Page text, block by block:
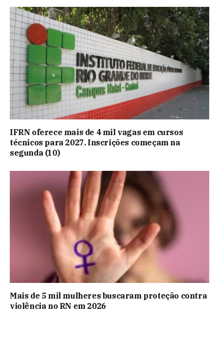
IFRN oferece mais de 4 mil vagas em cursos
técnicos para 2027. Inscrições começam na
segunda (10)
Mais de 5 mil mulheres buscaram proteção contra
violência no RN em 2026